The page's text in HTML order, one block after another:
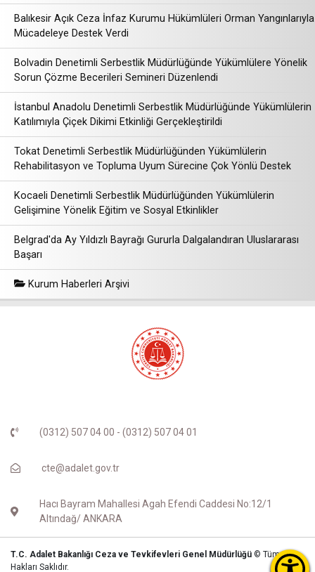
Balıkesir Açık Ceza İnfaz Kurumu Hükümlüleri Orman Yangınlarıyla
Mücadeleye Destek Verdi
Bolvadin Denetimli Serbestlik Müdürlüğünde Yükümlülere Yönelik
Sorun Çözme Becerileri Semineri Düzenlendi
İstanbul Anadolu Denetimli Serbestlik Müdürlüğünde Yükümlülerin
Katılımıyla Çiçek Dikimi Etkinliği Gerçekleştirildi
Tokat Denetimli Serbestlik Müdürlüğünden Yükümlülerin
Rehabilitasyon ve Topluma Uyum Sürecine Çok Yönlü Destek
Kocaeli Denetimli Serbestlik Müdürlüğünden Yükümlülerin
Gelişimine Yönelik Eğitim ve Sosyal Etkinlikler
Belgrad'da Ay Yıldızlı Bayrağı Gururla Dalgalandıran Uluslararası
Başarı
Kurum Haberleri Arşivi
(0312) 507 04 00 - (0312) 507 04 01
cte@adalet.gov.tr
Hacı Bayram Mahallesi Agah Efendi Caddesi No:12/1
Altındağ/ ANKARA
T.C. Adalet Bakanlığı Ceza ve Tevkifevleri Genel Müdürlüğü © Tüm
Hakları Saklıdır.